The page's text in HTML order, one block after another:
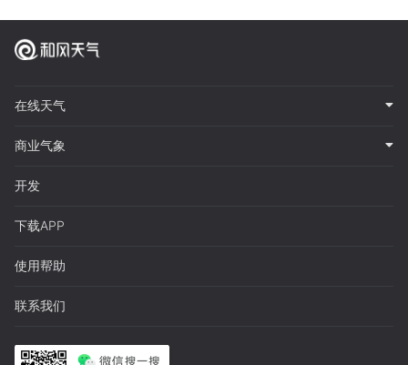
在线天气
商业气象
开发
下载APP
使用帮助
联系我们